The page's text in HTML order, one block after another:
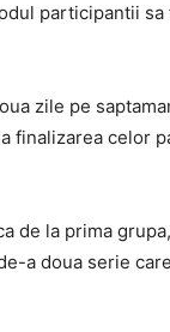
participantii
zile pe
finalizarea celor
de la prima
a doua serie